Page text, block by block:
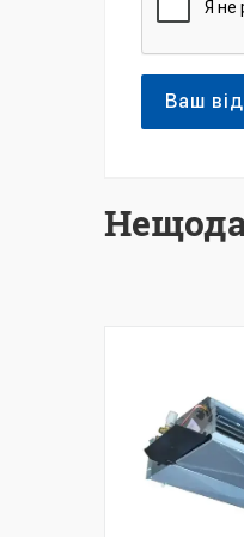
Ваш